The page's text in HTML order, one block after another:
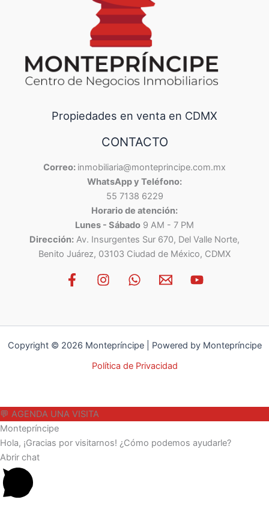
Propiedades en venta en CDMX
CONTACTO
Correo: inmobiliaria@monteprincipe.com.mx
WhatsApp y Teléfono:
55 7138 6229
Horario de atención:
Lunes - Sábado 9 AM - 7 PM
Dirección: Av. Insurgentes Sur 670, Del Valle Norte,
Benito Juárez, 03103 Ciudad de México, CDMX
Copyright © 2026 Montepríncipe | Powered by Montepríncipe
Política de Privacidad
💬 AGENDA UNA VISITA
Montepríncipe
Hola, ¡Gracias por visitarnos! ¿Cómo podemos ayudarle?
Abrir chat